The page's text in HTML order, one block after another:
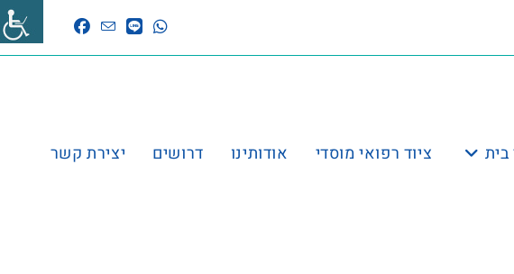
בית ציוד רפואי מוסדי אודותינו דרושים יצירת קשר